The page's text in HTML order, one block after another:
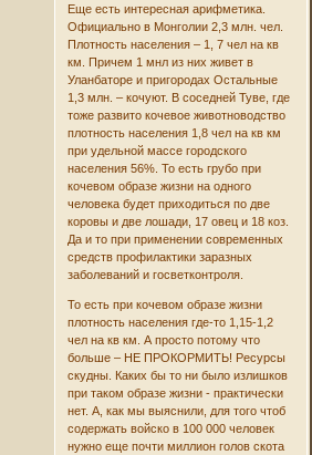
Еще есть интересная арифметика.
Официально в Монголии 2,3 млн. чел.
Плотность населения – 1, 7 чел на кв
км. Причем 1 мнл из них живет в
Уланбаторе и пригородах Остальные
1,3 млн. – кочуют. В соседней Туве, где
тоже развито кочевое животноводство
плотность населения 1,8 чел на кв км
при удельной массе городского
населения 56%. То есть грубо при
кочевом образе жизни на одного
человека будет приходиться по две
коровы и две лошади, 17 овец и 18 коз.
Да и то при применении современных
средств профилактики заразных
заболеваний и госветконтроля.
То есть при кочевом образе жизни
плотность населения где-то 1,15-1,2
чел на кв км. А просто потому что
больше – НЕ ПРОКОРМИТЬ! Ресурсы
скудны. Каких бы то ни было излишков
при таком образе жизни - практически
нет. А, как мы выяснили, для того чтоб
содержать войско в 100 000 человек
нужно еще почти миллион голов скота